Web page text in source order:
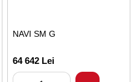
NAVI SM G
64 642 Lei